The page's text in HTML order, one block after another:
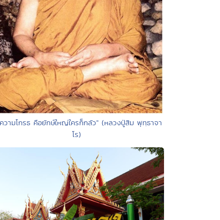
วามโกรธ คือยักษ์ใหญ่ใครก็กลัว" (หลวงปู่สิม พุทฺธาจา
โร)